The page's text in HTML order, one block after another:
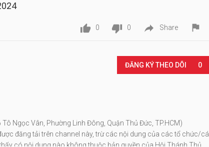
 0  0  Share 
ĐĂNG KÝ THEO DÕI 0
Ngọc Vân, Phường Linh Đông, Quận Thủ Đức, TP.HCM)
đăng tải trên channel này, trừ các nội dung của các tổ chức/cá
có nội dung nào không thuộc bản quyền của Hội Thánh Thủ